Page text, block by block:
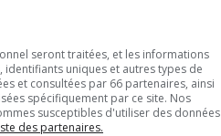
seront traitées, et les informations
uniques et autres types de
et consultées par 66 partenaires, ainsi
spécifiquement par ce site. Nos
susceptibles d'utiliser des données
des partenaires.